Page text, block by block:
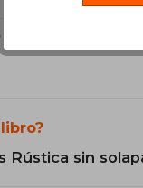
Rústica sin